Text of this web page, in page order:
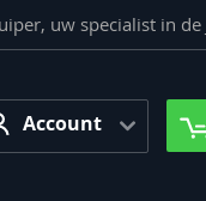
uw specialist in de
Account